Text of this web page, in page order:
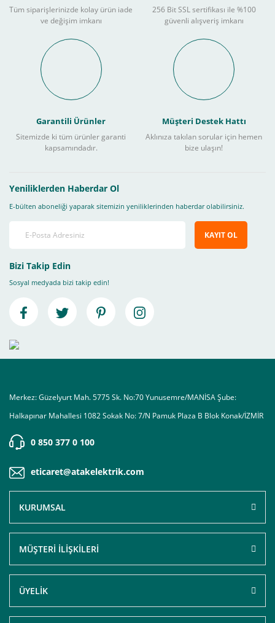
Tüm siparişlerinizde kolay ürün iade
ve değişim imkanı
256 Bit SSL sertifikası ile %100
güvenli alışveriş imkanı
Garantili Ürünler
Sitemizde ki tüm ürünler garanti
kapsamındadır.
Müşteri Destek Hattı
Aklınıza takılan sorular için hemen
bize ulaşın!
Yeniliklerden Haberdar Ol
E-bülten aboneliği yaparak sitemizin yeniliklerinden haberdar olabilirsiniz.
KAYIT OL
Bizi Takip Edin
Sosyal medyada bizi takip edin!
Merkez: Güzelyurt Mah. 5775 Sk. No:70 Yunusemre/MANİSA Şube:
Halkapınar Mahallesi 1082 Sokak No: 7/N Pamuk Plaza B Blok Konak/İZMİR
0 850 377 0 100
eticaret@atakelektrik.com
KURUMSAL
MÜŞTERİ İLİŞKİLERİ
ÜYELİK